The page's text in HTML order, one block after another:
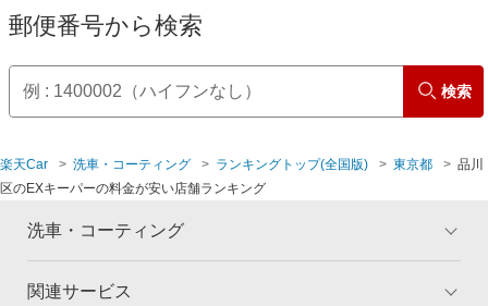
世田谷区
台東区
豊島区
中野区
練馬区
府中市
町田市
三鷹市
武蔵野市
郵便番号から検索
検索
楽天Car 洗車・コーティング ランキングトップ(全国版) 東京都
品川
区のEXキーパーの料金が安い店舗ランキング
洗車・コーティング
トップ
関連サービス